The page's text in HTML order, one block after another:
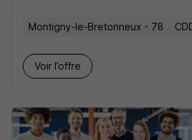
Montigny-le-Bretonneux - 78
Voir l’offre